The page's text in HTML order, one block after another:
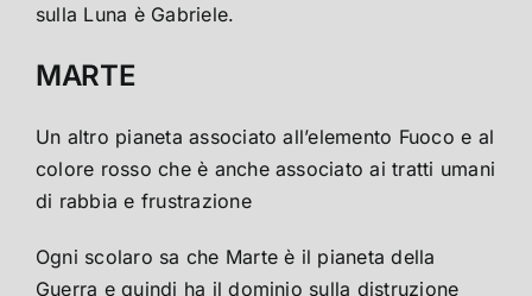
sulla Luna è Gabriele.
MARTE
Un altro pianeta associato all’elemento Fuoco e al
colore rosso che è anche associato ai tratti umani
di rabbia e frustrazione
Ogni scolaro sa che Marte è il pianeta della
Guerra e quindi ha il dominio sulla distruzione